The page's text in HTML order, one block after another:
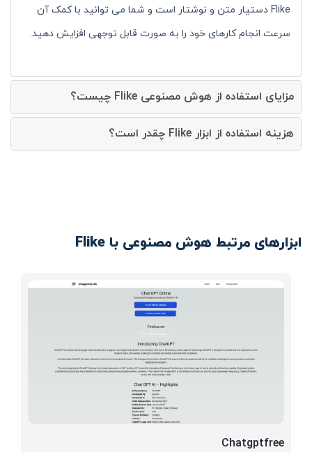
Flike دستیار متن و نوشتار است و شما می توانید با کمک آن
سرعت انجام کارهای خود را به صورت قابل توجهی افزایش دهید.
مزایای استفاده از هوش مصنوعی Flike چیست؟
هزینه استفاده از ابزار Flike چقدر است؟
ابزارهای مرتبط هوش مصنوعی با Flike
Chatgptfree